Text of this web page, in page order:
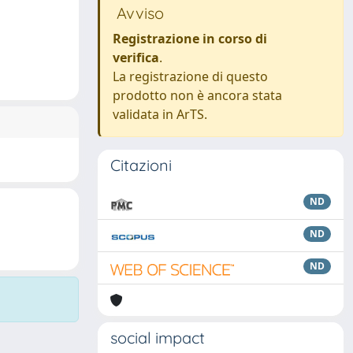
Avviso
Registrazione in corso di
verifica.
La registrazione di questo
prodotto non è ancora stata
validata in ArTS.
Citazioni
ND
ND
ND
social impact